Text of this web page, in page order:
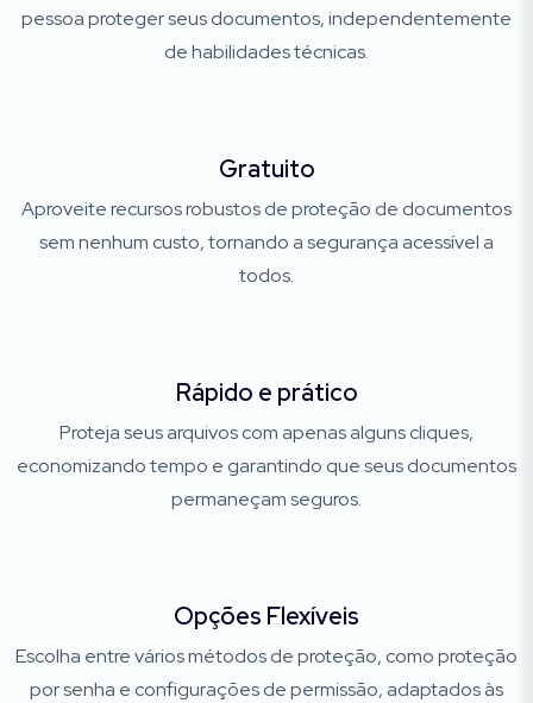
pessoa proteger seus documentos, independentemente
de habilidades técnicas.
Gratuito
Aproveite recursos robustos de proteção de documentos
sem nenhum custo, tornando a segurança acessível a
todos.
Rápido e prático
Proteja seus arquivos com apenas alguns cliques,
economizando tempo e garantindo que seus documentos
permaneçam seguros.
Opções Flexíveis
Escolha entre vários métodos de proteção, como proteção
por senha e configurações de permissão, adaptados às